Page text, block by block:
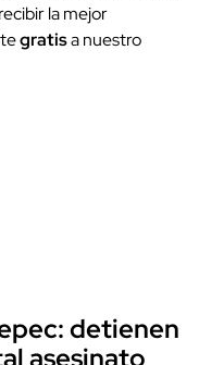
la mejor
gratisa nuestro
detienen